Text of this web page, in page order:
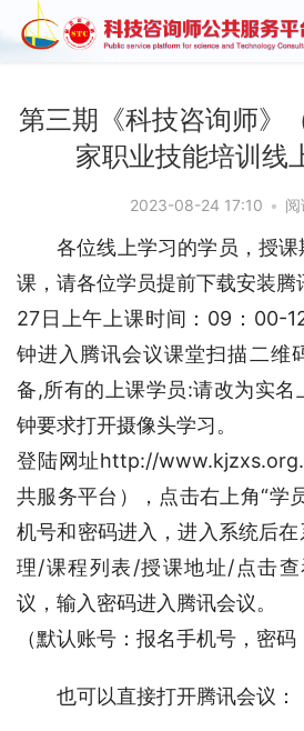
第三期《科技咨询师》
家职业技能培训线
2023-08-24 17:10 •
各位线上学习的学员，授
课，请各位学员提前下载安装腾
27日上午上课时间：09：00-
钟进入腾讯会议课堂扫描二维
备,所有的上课学员:请改为实名
钟要求打开摄像头学习。
登陆网址http://
共服务平台），点击右上角“学
机号和密码进入，进入系统后
理/课程列表/授课地址/点击
议，输入密码进入腾讯会议。
（默认账号：报名手机号，密码
也可以直接打开腾讯会议：